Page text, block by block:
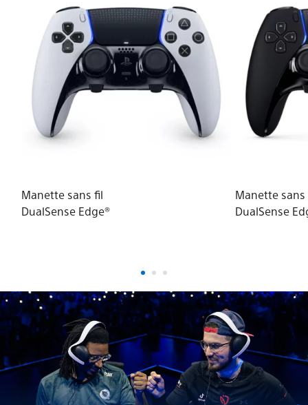
Manette sans fil
DualSense Edge®
Manette sans
DualSense